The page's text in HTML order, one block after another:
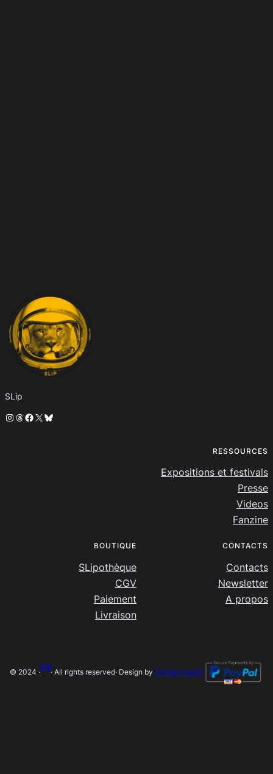
SLip
Instagram
Threads
Facebook
X Bluesky
RESSOURCES
Expositions et festivals
Presse
Videos
Fanzine
BOUTIQUE
SLipothèque
CGV
Paiement
Livraison
CONTACTS
Contacts
Newsletter
A propos
© 2024 ·
SLip
· All rights reserved· Design by Damien Salort